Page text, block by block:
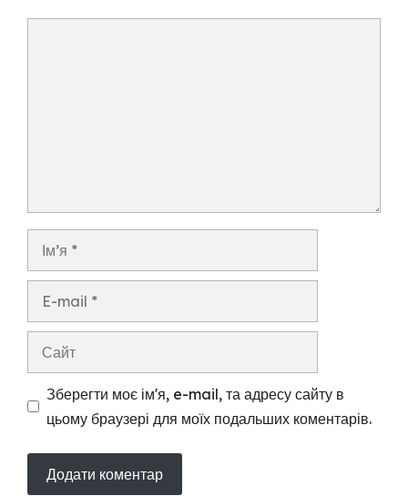
Зберегти моє ім'я, e-mail, та адресу сайту в
цьому браузері для моїх подальших коментарів.